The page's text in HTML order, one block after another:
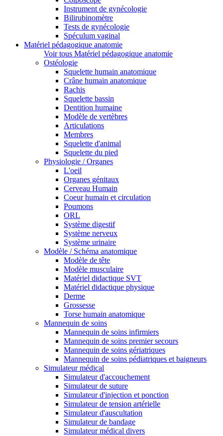
Instrument de gynécologie
Bilirubinomètre
Tests de gynécologie
Spéculum vaginal
Matériel pédagogique anatomie
Voir tous Matériel pédagogique anatomie
Ostéologie
Squelette humain anatomique
Crâne humain anatomique
Rachis
Squelette bassin
Dentition humaine
Modèle de vertèbres
Articulations
Membres
Squelette d'animal
Squelette du pied
Physiologie / Organes
L'oeil
Organes génitaux
Cerveau Humain
Coeur humain et circulation
Poumons
ORL
Système digestif
Système nerveux
Système urinaire
Modèle / Schéma anatomique
Modèle de tête
Modèle musculaire
Matériel didactique SVT
Matériel didactique physique
Derme
Grossesse
Torse humain anatomique
Mannequin de soins
Mannequin de soins infirmiers
Mannequin de soins premier secours
Mannequin de soins gériatriques
Mannequin de soins pédiatriques et baigneurs
Simulateur médical
Simulateur d'accouchement
Simulateur de suture
Simulateur d'injection et ponction
Simulateur de tension artérielle
Simulateur d'auscultation
Simulateur de bandage
Simulateur médical divers